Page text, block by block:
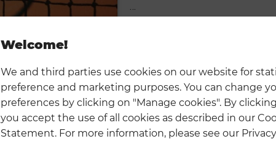
Welcome!
We and third parties use cookies on our website for
preference and marketing purposes. You can change
preferences by clicking on "Manage cookies". By
you accept the use of all cookies as described in our
Statement. For more information, please see our
…